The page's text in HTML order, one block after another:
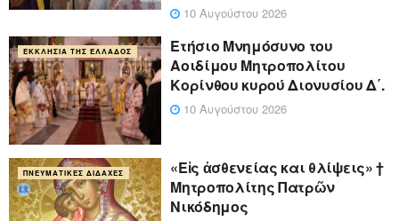
10 Αυγούστου 2026
ΕΚΚΛΗΣΊΑ ΤΗΣ ΕΛΛΆΔΟΣ
Ετήσιο Μνημόσυνο του
Αοιδίμου Μητροπολίτου
Κορίνθου κυρού Διονυσίου Δ΄.
10 Αυγούστου 2026
ΠΝΕΥΜΑΤΙΚΈΣ ΔΙΔΑΧΈΣ
«Eἰς ἀσθενείας και θλίψεις» †
Μητροπολίτης Πατρῶν
Νικόδημος